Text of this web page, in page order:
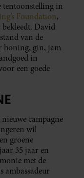
tentoonstelling in
Foundation,
David
van de
honing, gin, jam
in
een goede
campagne
wil
groene
35 jaar en
met de
ambassadeur